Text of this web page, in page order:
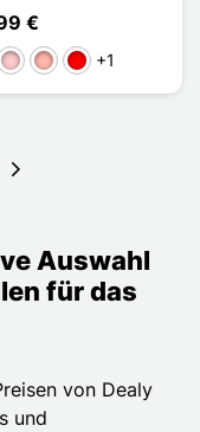
€
PinkRoségoldRouge Noir
+1
Auswahl
für das
von Dealy
und